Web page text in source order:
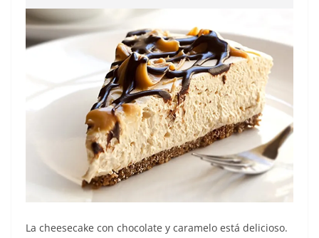
La cheesecake con chocolate y caramelo está delicioso.